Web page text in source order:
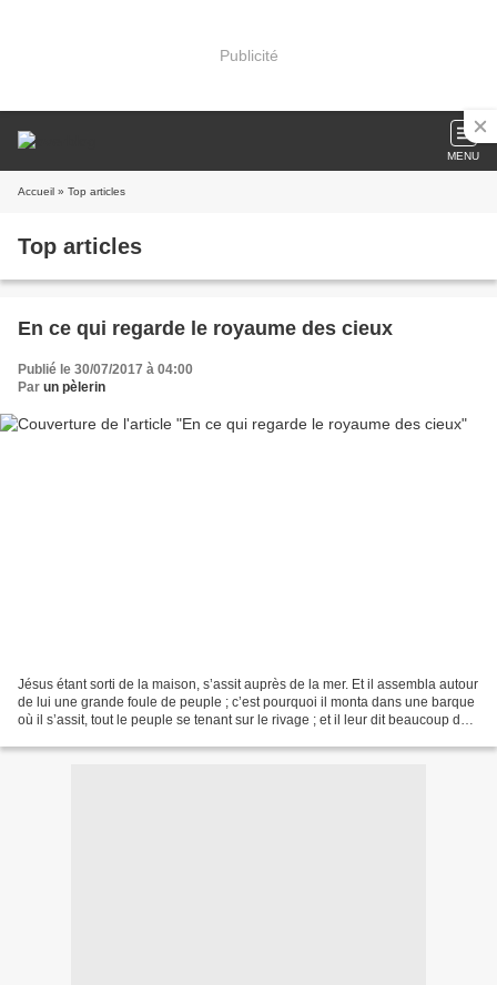
Publicité
MENU
Accueil » Top articles
Top articles
En ce qui regarde le royaume des cieux
Publié le 30/07/2017 à 04:00
Par un pèlerin
Jésus étant sorti de la maison, s’assit auprès de la mer. Et il assembla autour
de lui une grande foule de peuple ; c’est pourquoi il monta dans une barque
où il s’assit, tout le peuple se tenant sur le rivage ; et il leur dit beaucoup de